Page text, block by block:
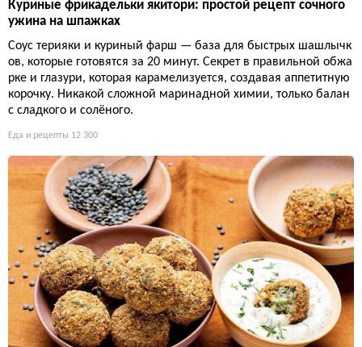
Куриные фрикадельки якитори: простой рецепт сочного
ужина на шпажках
Соус терияки и куриный фарш — база для быстрых шашлычк
ов, которые готовятся за 20 минут. Секрет в правильной обжа
рке и глазури, которая карамелизуется, создавая аппетитную
корочку. Никакой сложной маринадной химии, только балан
с сладкого и солёного.
Еда и рецепты 12 300